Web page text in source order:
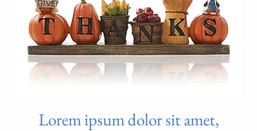
Lorem ipsum dolor sit amet,